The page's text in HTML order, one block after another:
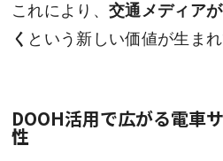
これにより、 交通メディア
く という新しい価値が生まれ
DOOH活用で広がる電車
性